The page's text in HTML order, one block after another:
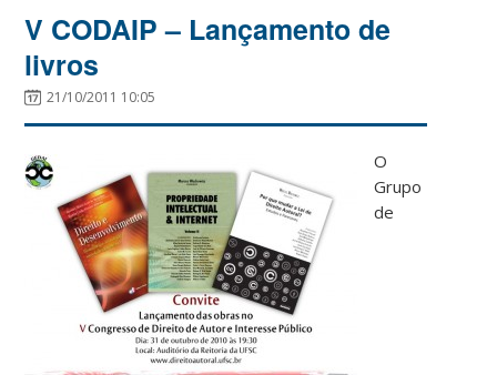
V CODAIP – Lançamento de
livros
21/10/2011 10:05
O
Grupo
de